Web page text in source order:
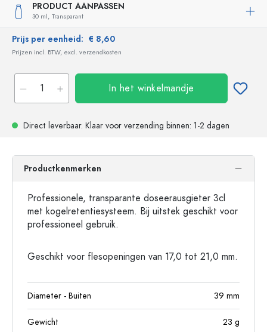
PRODUCT AANPASSEN
30 ml, Transparant
Prijs per eenheid: € 8,60
Prijzen incl. BTW, excl. verzendkosten
In het winkelmandje
Direct leverbaar. Klaar voor verzending binnen: 1-2 dagen
Productkenmerken
Professionele, transparante doseerausgieter 3cl
met kogelretentiesysteem. Bij uitstek geschikt voor
professioneel gebruik.
Geschikt voor flesopeningen van 17,0 tot 21,0 mm.
Diameter - Buiten 39 mm
Gewicht 23 g